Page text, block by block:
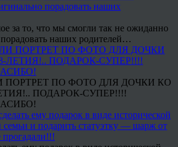
за то, что мы смогли так не ожиданно
наших родителей…
ПОРТРЕТ ПО ФОТО ДЛЯ ДОЧКИ КО
ПОДАРОК-СУПЕР!!!!